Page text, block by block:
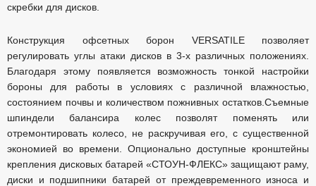
скребки для дисков.
Конструкция офсетных борон VERSATILE позволяет
регулировать углы атаки дисков в 3-х различных положениях.
Благодаря этому появляется возможность тонкой настройки
бороны для работы в условиях с различной влажностью,
состоянием почвы и количеством пожнивных остатков.Съемные
шпиндели балансира колес позволят поменять или
отремонтировать колесо, не раскручивая его, с существенной
экономией во времени. Опционально доступные кронштейны
крепления дисковых батарей «СТОУН-ФЛЕКС» защищают раму,
диски и подшипники батарей от преждевременного износа и